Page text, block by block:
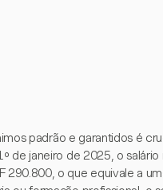
padrão e garantidos é
de janeiro de 2025, o salário
o que equivale a